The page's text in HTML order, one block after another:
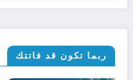
ربما تكون قد فاتتك